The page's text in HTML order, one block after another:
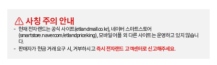
사칭 주의 안내
현재 전자랜드는 공식 사이트(etlandmall.co.kr), 네이버 스마트스토어
(smartstore.naver.com/etlandpriceking), 모바일 어플 외 다른 사이트는 운영하고 있지 않습니
다.
판매자가 현금 거래 요구 시, 거부하시고즉시 전자랜드 고객센터로 신고해주세요.